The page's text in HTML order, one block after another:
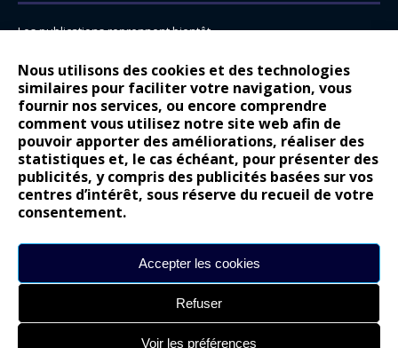
Nous utilisons des cookies et des technologies
similaires pour faciliter votre navigation, vous
fournir nos services, ou encore comprendre
comment vous utilisez notre site web afin de
pouvoir apporter des améliorations, réaliser des
statistiques et, le cas échéant, pour présenter des
publicités, y compris des publicités basées sur vos
centres d’intérêt, sous réserve du recueil de votre
consentement.
Accepter les cookies
Refuser
Voir les préférences
Les publications reprennent bientôt…
14 juillet : nouveau film de marque pour Citroën
Renault Espace : voyage, voyage…
Peugeot E-208 GTi : naissance d’une légende
COMMENTAIRES RÉCENTS
Bernard Dardartdans
Gilly
gyo
Lancia Ypsilon : naturellement envoûtante ?